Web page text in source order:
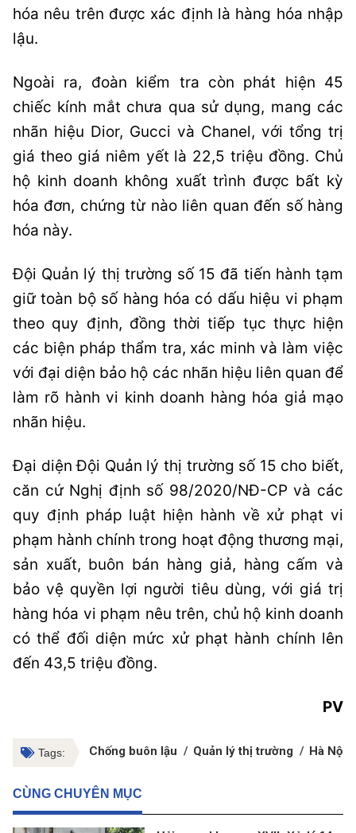
hóa nêu trên được xác định là hàng hóa nhập
lậu.
Ngoài ra, đoàn kiểm tra còn phát hiện 45
chiếc kính mắt chưa qua sử dụng, mang các
nhãn hiệu Dior, Gucci và Chanel, với tổng trị
giá theo giá niêm yết là 22,5 triệu đồng. Chủ
hộ kinh doanh không xuất trình được bất kỳ
hóa đơn, chứng từ nào liên quan đến số hàng
hóa này.
Đội Quản lý thị trường số 15 đã tiến hành tạm
giữ toàn bộ số hàng hóa có dấu hiệu vi phạm
theo quy định, đồng thời tiếp tục thực hiện
các biện pháp thẩm tra, xác minh và làm việc
với đại diện bảo hộ các nhãn hiệu liên quan để
làm rõ hành vi kinh doanh hàng hóa giả mạo
nhãn hiệu.
Đại diện Đội Quản lý thị trường số 15 cho biết,
căn cứ Nghị định số 98/2020/NĐ-CP và các
quy định pháp luật hiện hành về xử phạt vi
phạm hành chính trong hoạt động thương mại,
sản xuất, buôn bán hàng giả, hàng cấm và
bảo vệ quyền lợi người tiêu dùng, với giá trị
hàng hóa vi phạm nêu trên, chủ hộ kinh doanh
có thể đối diện mức xử phạt hành chính lên
đến 43,5 triệu đồng.
PV
Tags: Chống buôn lậu Quản lý thị trường Hà Nội
CÙNG CHUYÊN MỤC